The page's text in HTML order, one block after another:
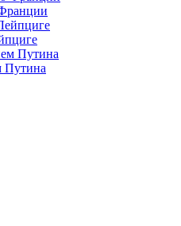
Путина